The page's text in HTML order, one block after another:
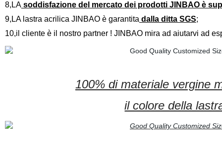
8,LAsoddisfazione del mercato dei prodotti JINBAO è
9,LA lastra acrilica JINBAO è garantita dalla ditta SGS;
10,il cliente è il nostro partner ! JINBAO mira ad aiutarvi ad
100% di materiale vergine
il colore della